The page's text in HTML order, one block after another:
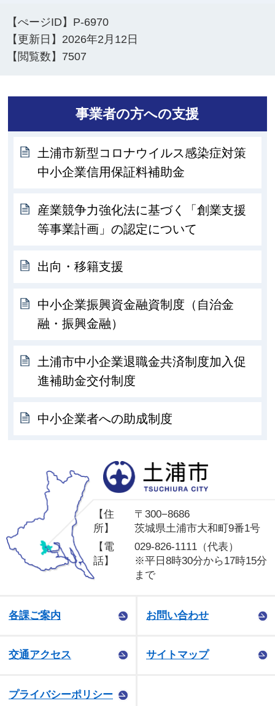
【ぺージID】 P-6970
【更新日】 2026年2月12日
【閲覧数】 7507
事業者の方への支援
土浦市新型コロナウイルス感染症対策
中小企業信用保証料補助金
産業競争力強化法に基づく「創業支援
等事業計画」の認定について
出向・移籍支援
中小企業振興資金融資制度（自治金
融・振興金融）
土浦市中小企業退職金共済制度加入促
進補助金交付制度
中小企業者への助成制度
【住
所】
〒300−8686
茨城県土浦市大和町9番1号
【電
話】
029-826-1111（代表）
※平日8時30分から17時15分
まで
各課ご案内 お問い合わせ
交通アクセス サイトマップ
プライバシーポリシー